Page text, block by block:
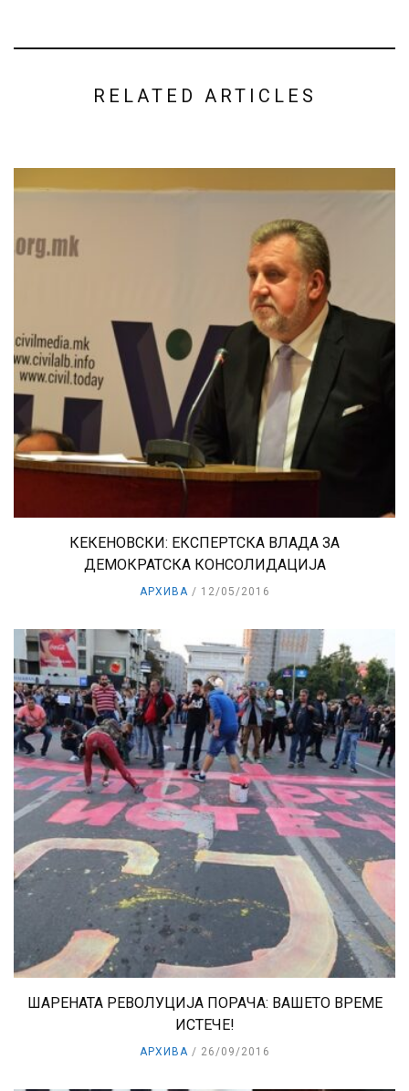
RELATED ARTICLES
КЕКЕНОВСКИ: ЕКСПЕРТСКА ВЛАДА ЗА
ДЕМОКРАТСКА КОНСОЛИДАЦИЈА
АРХИВА 12/05/2016
ШАРЕНАТА РЕВОЛУЦИЈА ПОРАЧА: ВАШЕТО ВРЕМЕ
ИСТЕЧЕ!
АРХИВА 26/09/2016